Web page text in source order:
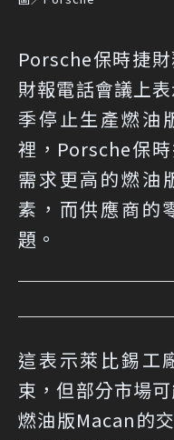
Porsche保時捷
財報電話會議上
季停止生產燃油
裡，Porsche保
需求更高的燃油
素，而供應商的
題。
這表示萊比錫工
束，但部分市場
燃油版Macan的